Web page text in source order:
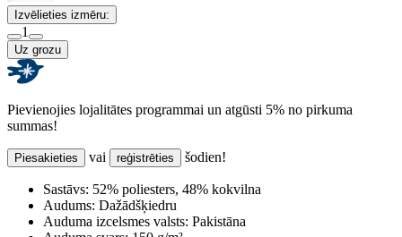
Izvēlieties izmēru:
1
Uz grozu
Pievienojies lojalitātes programmai un atgūsti 5% no pirkuma
summas!
Piesakieties vai reģistrēties šodien!
Sastāvs: 52% poliesters, 48% kokvilna
Audums: Dažādšķiedru
Auduma izcelsmes valsts: Pakistāna